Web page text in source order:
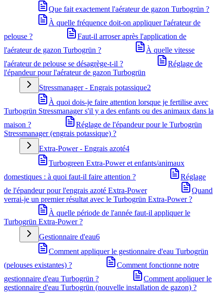
Que fait exactement l'aérateur de gazon Turbogrün ?
À quelle fréquence doit-on appliquer l'aérateur de
pelouse ?
Faut-il arroser après l'application de
l'aérateur de gazon Turbogrün ?
À quelle vitesse
l'aérateur de pelouse se désagrège-t-il ?
Réglage de
l'épandeur pour l'aérateur de gazon Turbogrün
Stressmanager - Engrais potassique2
À quoi dois-je faire attention lorsque je fertilise avec
Turbogrün Stressmanager s'il y a des enfants ou des animaux dans la
maison ?
Réglage de l'épandeur pour le Turbogrün
Stressmanager (engrais potassique) ?
Extra-Power - Engrais azoté4
Turbogreen Extra-Power et enfants/animaux
domestiques : à quoi faut-il faire attention ?
Réglage
de l'épandeur pour l'engrais azoté Extra-Power
Quand
verrai-je un premier résultat avec le Turbogrün Extra-Power ?
À quelle période de l'année faut-il appliquer le
Turbogrün Extra-Power ?
Gestionnaire d'eau6
Comment appliquer le gestionnaire d'eau Turbogrün
(pelouses existantes) ?
Comment fonctionne notre
gestionnaire d'eau Turbogrün ?
Comment appliquer le
gestionnaire d'eau Turbogrün (nouvelle installation de gazon) ?